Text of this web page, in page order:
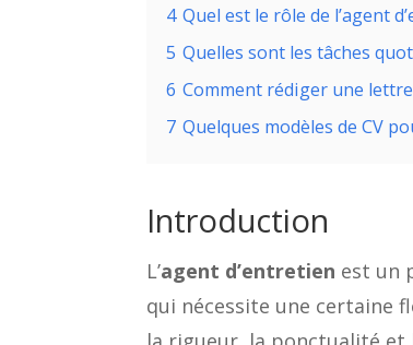
4 Quel est le rôle de l’agent
5 Quelles sont les tâches
6 Comment rédiger une
7 Quelques modèles de CV
Introduction
L’agent d’entretien est un
qui nécessite une certaine